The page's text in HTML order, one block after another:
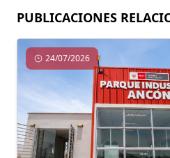
PUBLICACIONES
24/07/2026